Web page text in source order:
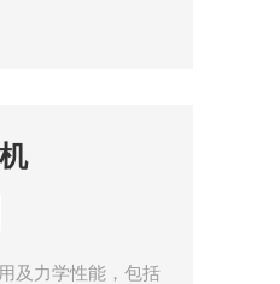
及力学性能，包括